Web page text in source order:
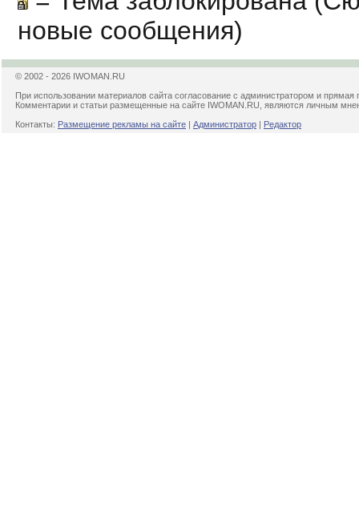
новые сообщения)
© 2002 - 2026 IWOMAN.RU
При использовании материалов сайта согласование с администратором и прямая
Комментарии и статьи размещенные на сайте IWOMAN.RU, являются личным
Контакты: Размещение рекламы на сайте | Администратор | Редактор